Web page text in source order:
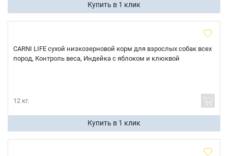
Купить в 1 клик
CARNI LIFE сухой низкозерновой корм для взрослых собак всех
пород, Контроль веса, Индейка с яблоком и клюквой
12 кг.
Купить в 1 клик